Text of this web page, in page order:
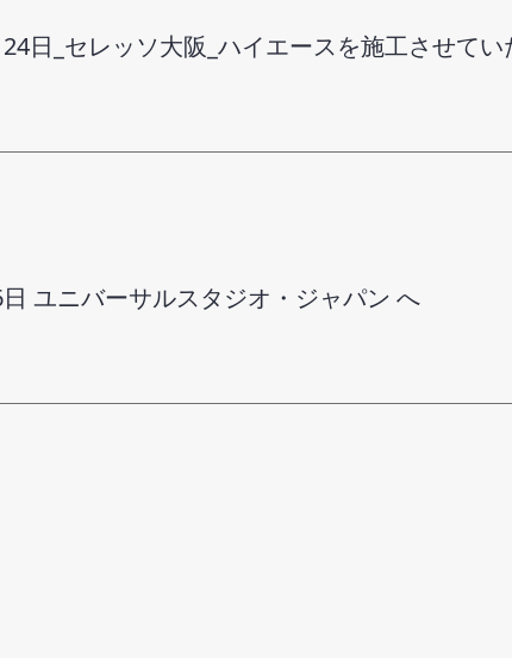
日_セレッソ大阪_ハイエースを施工させて
ユニバーサルスタジオ・ジャパン へ